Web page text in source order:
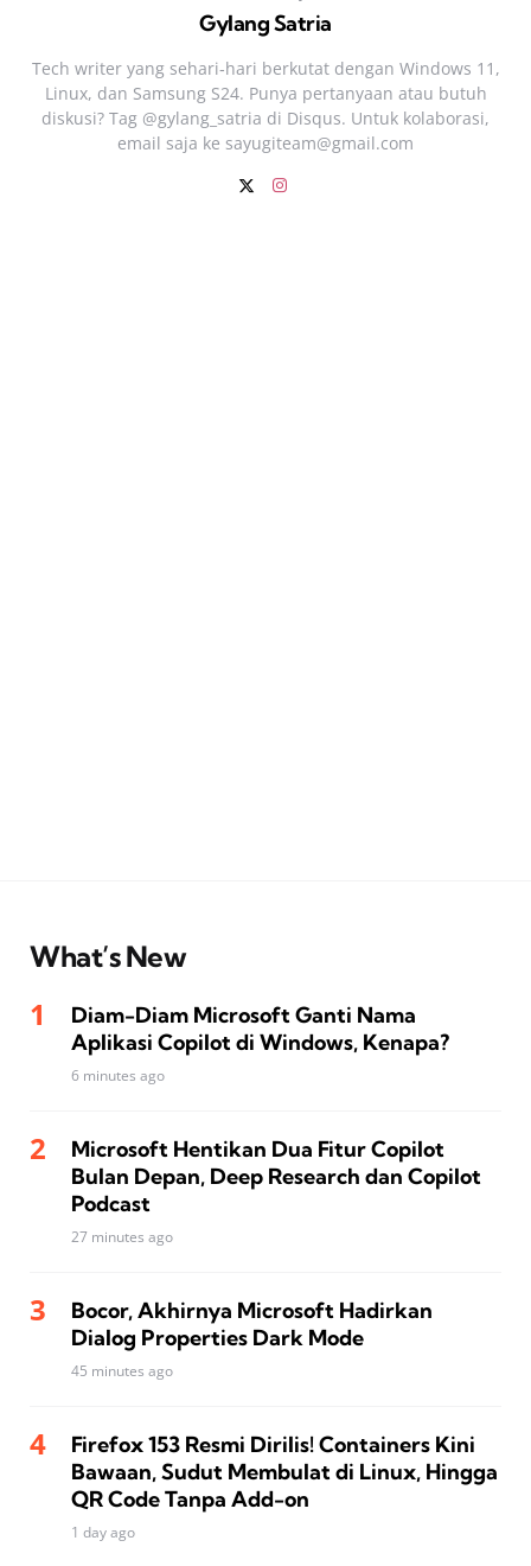
Gylang Satria
Tech writer yang sehari‑hari berkutat dengan Windows 11,
Linux, dan Samsung S24. Punya pertanyaan atau butuh
diskusi? Tag @gylang_satria di Disqus. Untuk kolaborasi,
email saja ke sayugiteam@gmail.com
What’s New
Diam-Diam Microsoft Ganti Nama
Aplikasi Copilot di Windows, Kenapa?
6 minutes ago
Microsoft Hentikan Dua Fitur Copilot
Bulan Depan, Deep Research dan Copilot
Podcast
27 minutes ago
Bocor, Akhirnya Microsoft Hadirkan
Dialog Properties Dark Mode
45 minutes ago
Firefox 153 Resmi Dirilis! Containers Kini
Bawaan, Sudut Membulat di Linux, Hingga
QR Code Tanpa Add-on
1 day ago